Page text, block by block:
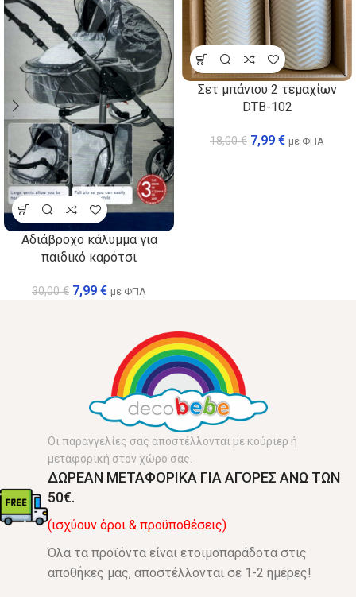
Αδιάβροχο κάλυμμα για
παιδικό καρότσι
30,00€ 7,99 € με ΦΠΑ
Σετ μπάνιου 2 τεμαχίων
DTB-102
18,00€ 7,99 € με ΦΠΑ
Οι παραγγελίες σας αποστέλλονται με κούριερ ή
μεταφορική στον χώρο σας.
ΔΩΡΕΑΝ ΜΕΤΑΦΟΡΙΚΑ ΓΙΑ ΑΓΟΡΕΣ ΑΝΩ ΤΩΝ
50€.
(ισχύουν όροι & προϋποθέσεις)
Όλα τα προϊόντα είναι ετοιμοπαράδοτα στις
αποθήκες μας, αποστέλλονται σε 1-2 ημέρες!